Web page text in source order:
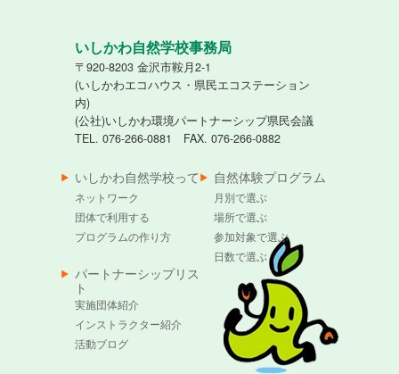
いしかわ自然学校事務局
〒920-8203 金沢市鞍月2-1
(いしかわエコハウス・県民エコステーション
内)
(公社)いしかわ環境パートナーシップ県民会議
TEL. 076-266-0881 FAX. 076-266-0882
いしかわ自然学校って
ネットワーク
団体で利用する
プログラムの作り方
自然体験プログラム
月別で選ぶ
場所で選ぶ
参加対象で選ぶ
日数で選ぶ
パートナーシップリス
ト
実施団体紹介
インストラクター紹介
活動ブログ